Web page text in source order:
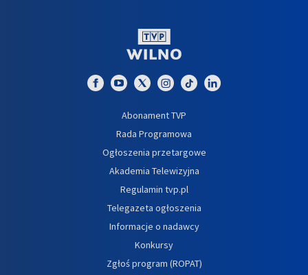
Abonament TVP
Rada Programowa
Ogłoszenia przetargowe
Akademia Telewizyjna
Regulamin tvp.pl
Telegazeta ogłoszenia
Informacje o nadawcy
Konkursy
Zgłoś program (ROPAT)